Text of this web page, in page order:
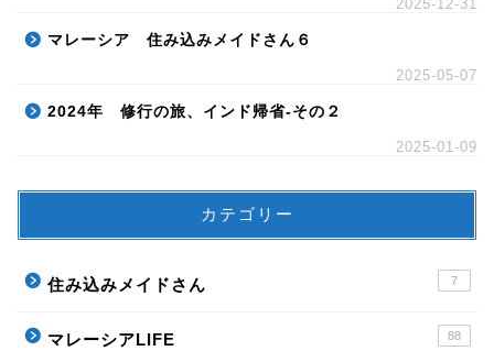
2025-12-31
マレーシア 住み込みメイドさん６
2025-05-07
2024年 修行の旅、インド帰省-その２
2025-01-09
カテゴリー
住み込みメイドさん 7
マレーシアLIFE 88